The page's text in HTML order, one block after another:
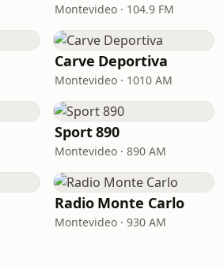
Montevideo · 104.9 FM
Carve Deportiva
Montevideo · 1010 AM
Sport 890
Montevideo · 890 AM
Radio Monte Carlo
Montevideo · 930 AM